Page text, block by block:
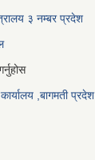
३ नम्बर प्रदेश
,बागमती प्रदेश